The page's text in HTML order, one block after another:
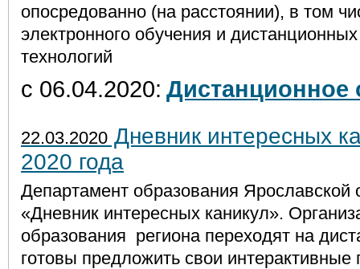
опосредованно (на расстоянии), в том
электронного обучения и
технологий
с 06.04.2020: Дистанционное
22.03.2020 Дневник интересных
2020 года
Департамент образования Ярославской
«Дневник интересных каникул».
образования региона переходят на
готовы предложить свои интерактивные